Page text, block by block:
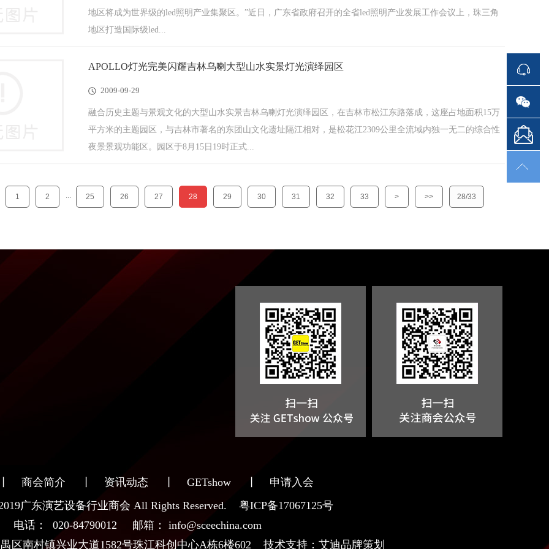
地区将成为世界级的led照明产业集聚区。”近日，广东省政府召开的全省led照明产业发展工作会议上，珠三角
地区打造国际级led...
APOLLO灯光完美闪耀吉林乌喇大型山水实景灯光演绎园区
2009-09-29
融合历史主题与景观文化的大型山水实景吉林乌喇灯光演绎园区，在吉林市松江东路落成，这座占地面积15万
平方米的主题园区，与吉林市著名的东团山文化遗址隔江相对，是松花江2309公里全流域内独一无二的综合性
夜景景观功能区。园区于8月15日19时正式...
1 2 ... 25 26 27 28 29 30 31 32 33 > >> 28/33
商会简介 资讯动态 GETshow
申请入会
广东演艺设备行业商会 All Rights Reserved. 粤ICP备17067125号
电话： 020-84790012 邮箱： info@sceechina.com
区南村镇兴业大道1582号珠江科创中心A栋6楼602 技术支持： 艾迪品牌策划